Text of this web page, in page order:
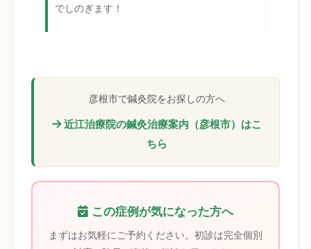
でしのぎます！
彦根市で鍼灸院をお探しの方へ
近江治療院の鍼灸治療案内（彦根市）はこ
ちら
この症例が気になった方へ
まずはお気軽にご予約ください。初診は完全個別